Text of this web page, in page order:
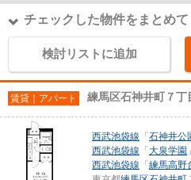
チェックした物件をまとめて
検討リストに追加
賃貸｜アパート 練馬区石神井町７丁
西武池袋線 「 石神井公
西武池袋線 「 大泉学園
西武池袋線 「 練馬高野